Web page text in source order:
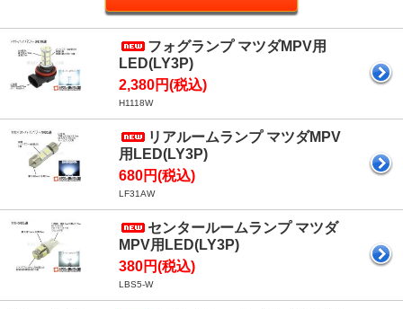
フォグランプ マツダMPV用
LED(LY3P)
2,380円(税込)
H1118W
リアルームランプ マツダMPV
用LED(LY3P)
680円(税込)
LF31AW
センタールームランプ マツダ
MPV用LED(LY3P)
380円(税込)
LBS5-W